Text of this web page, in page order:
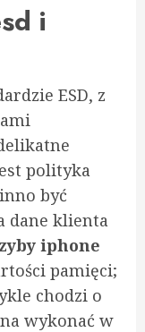
i
ESD, z
polityka
być
dane klienta
iphone
pamięci;
chodzi o
wykonać w